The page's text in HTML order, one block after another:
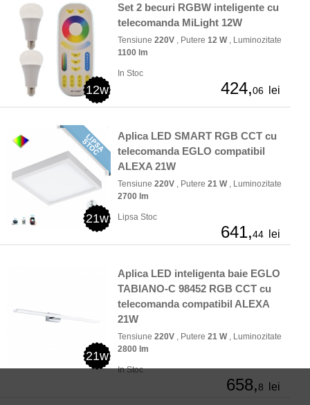
12w
Set 2 becuri RGBW inteligente cu
telecomanda MiLight 12W
Tensiune 220V , Putere 12 W, Luminozitate
1100 lm
In Stoc
424,06 lei
21w
Aplica LED SMART RGB CCT cu
telecomanda EGLO compatibil
ALEXA 21W
Tensiune 220V , Putere 21 W, Luminozitate
2700 lm
Lipsa Stoc
641,44 lei
21w
Aplica LED inteligenta baie EGLO
TABIANO-C 98452 RGB CCT cu
telecomanda compatibil ALEXA
21W
Tensiune 220V , Putere 21 W, Luminozitate
2800 lm
In Stoc
658,8 lei